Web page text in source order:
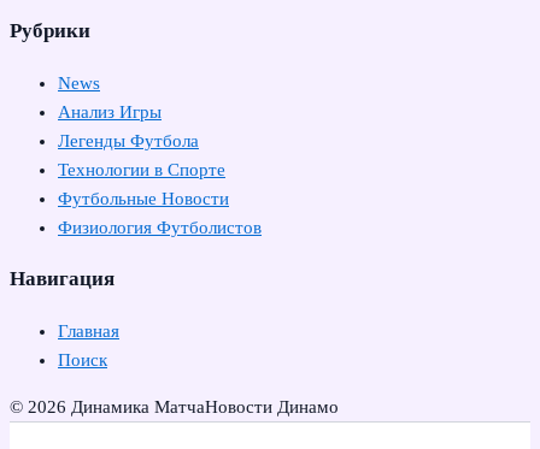
Рубрики
News
Анализ Игры
Легенды Футбола
Технологии в Спорте
Футбольные Новости
Физиология Футболистов
Навигация
Главная
Поиск
© 2026 Динамика МатчаНовости Динамо